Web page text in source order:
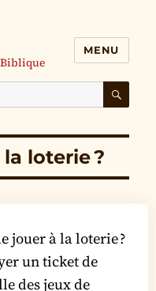
Biblique
MENU
loterie ?
jouer à la loterie ?
un ticket de
des jeux de